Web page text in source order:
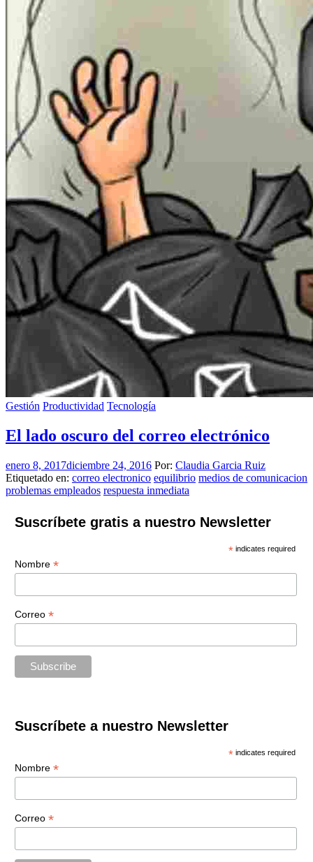
Gestión Productividad Tecnología
El lado oscuro del correo electrónico
enero 8, 2017diciembre 24, 2016 Por: Claudia Garcia Ruiz
Etiquetado en: correo electronico equilibrio medios de comunicacion
problemas empleados respuesta inmediata
Suscríbete gratis a nuestro Newsletter
* indicates required
Nombre *
Correo *
Suscríbete a nuestro Newsletter
* indicates required
Nombre *
Correo *